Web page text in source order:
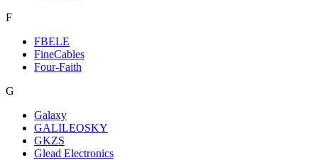
F
FBELE
FineCables
Four-Faith
G
Galaxy
GALILEOSKY
GKZS
Glead Electronics